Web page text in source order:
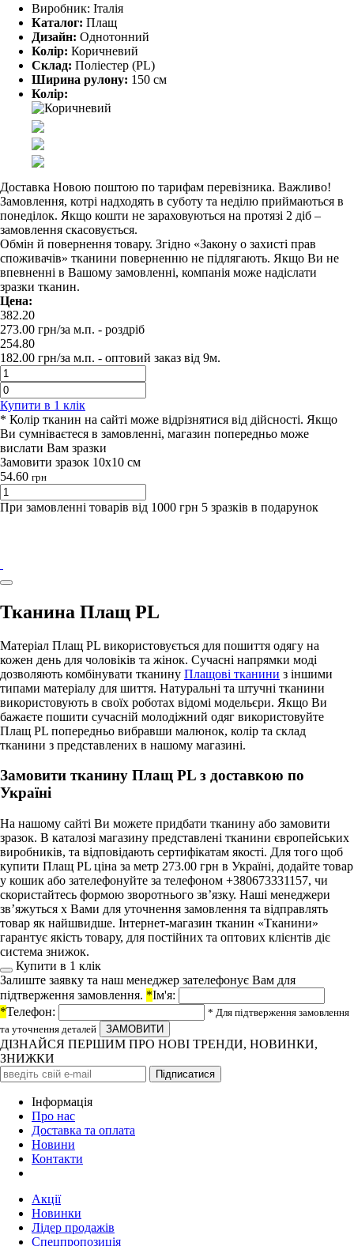
Виробник: Італія
Каталог: Плащ
Дизайн: Однотонний
Колір: Коричневий
Склад: Поліестер (PL)
Ширина рулону: 150 см
Колір:
Доставка Новою поштою по тарифам перевізника. Важливо!
Замовлення, котрі надходять в суботу та неділю приймаються в
понеділок. Якщо кошти не зараховуються на протязі 2 діб –
замовлення скасовується.
Обмін й повернення товару. Згідно «Закону о захисті прав
споживачів» тканини поверненню не підлягають. Якщо Ви не
впевненні в Вашому замовленні, компанія може надіслати
зразки тканин.
Цена:
382.20
273.00 грн/за м.п. - роздрiб
254.80
182.00 грн/за м.п. - оптовий заказ вiд 9м.
Купити в 1 клiк
* Колір тканин на сайті може відрізнятися від дійсності. Якщо
Ви сумніваєтеся в замовленні, магазин попередньо може
вислати Вам зразки
Замовити зразок 10х10 см
54.60 грн
При замовленні товарів від 1000 грн 5 зразків в подарунок
Тканина Плащ PL
Матеріал Плащ PL використовується для пошиття одягу на
кожен день для чоловіків та жінок. Сучасні напрямки моді
дозволяють комбінувати тканину Плащові тканини з іншими
типами матеріалу для шиття. Натуральні та штучні тканини
використовують в своїх роботах відомі модельєри. Якщо Ви
бажаєте пошити сучасній молодіжний одяг використовуйте
Плащ PL попередньо вибравши малюнок, колір та склад
тканини з представлених в нашому магазині.
Замовити тканину Плащ PL з доставкою по
Україні
На нашому сайті Ви можете придбати тканину або замовити
зразок. В каталозі магазину представлені тканини європейських
виробників, та відповідають сертифікатам якості. Для того щоб
купити Плащ PL ціна за метр 273.00 грн в Україні, додайте товар
у кошик або зателефонуйте за телефоном +380673331157, чи
скористайтесь формою зворотнього зв’язку. Наші менеджери
зв’яжуться х Вами для уточнення замовлення та відправлять
товар як найшвидше. Інтернет-магазин тканин «Тканини»
гарантує якість товару, для постійних та оптових клієнтів діє
система знижок.
Купити в 1 клiк
Залиште заявку та наш менеджер зателефонує Вам для
підтверження замовлення. *Ім'я:
*Телефон:
* Для підтверження замовлення
та уточнення деталей
ДІЗНАЙСЯ ПЕРШИМ ПРО НОВІ ТРЕНДИ, НОВИНКИ,
ЗНИЖКИ
Iнформація
Про нас
Доставка та оплата
Новини
Контакти
Акції
Новинки
Лідер продажів
Спецпропозиція